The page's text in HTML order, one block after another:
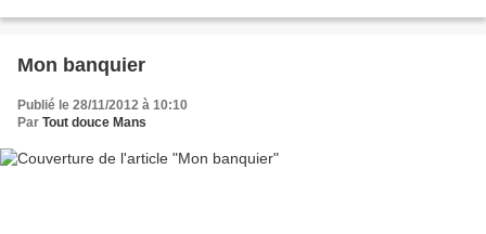
Mon banquier
Publié le 28/11/2012 à 10:10
Par Tout douce Mans